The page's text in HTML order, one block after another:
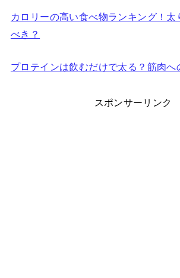
カロリーの高い食べ物ランキング！太
べき？
プロテインは飲むだけで太る？筋肉へ
スポンサーリンク